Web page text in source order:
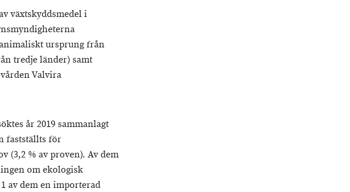
växtskyddsmedel i
ursprung från
tredje länder) samt
Valvira
år 2019 sammanlagt
fastställts för
(3,2 % av proven). Av dem
om ekologisk
av dem en importerad